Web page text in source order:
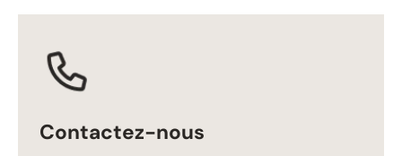
Contactez-nous